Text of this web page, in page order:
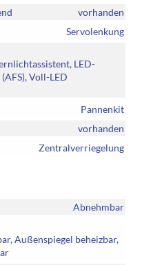
vorhanden
Servolenkung
LED-
Voll-LED
Pannenkit
vorhanden
Zentralverriegelung
Abnehmbar
Außenspiegel beheizbar,